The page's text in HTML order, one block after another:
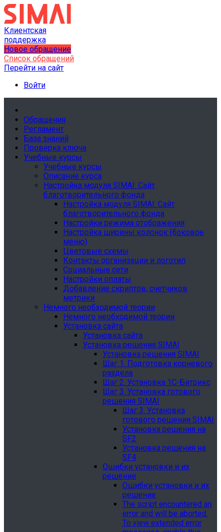
Клиентская
поддержка
Новое обращение
Список обращений
Перейти на сайт
Войти
Обращения
Регламент
База знаний
Проверка ключа
Учебные курсы
Учебные курсы
Описание курса
Настройка модуля SIMAI: Сайт
благотворительного фонда
Настройка модуля SIMAI: Сайт
благотворительного фонда
Настройки режима отображения
Настройка ширины колонок (боковое
меню)
Цветовые схемы
Контакты организации и логотип
Социальные сети
Настройки оплаты
Добавление скриптов, счетчиков
метрики
Немного необходимой теории
Немного необходимой теории
Установка сайта
Установка сайта
Установка решения SIMAI
Установка решения SIMAI
Шаг 1. Подготовка корневого
раздела
Шаг 2. Установка 1С-Битрикс
Шаг 3. Установка готового
решения SIMAI
Шаг 3. Установка
готового решения SIMAI
Установка решения на
SF2
Установка решения на
SF4
Ошибки установки и их
решение
Ошибки установки и их
решение
The script encountered an
error and will be aborted.
To view extended error